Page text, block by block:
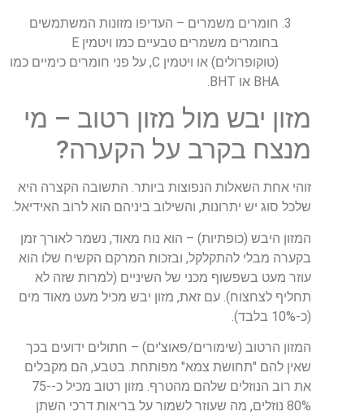
חומרים משמרים – העדיפו מזונות המשתמשים
בחומרים משמרים טבעיים כמו ויטמין E
(טוקופרולים) או ויטמין C, על פני חומרים כימיים כמו
BHA או BHT.
מזון יבש מול מזון רטוב – מי
מנצח בקרב על הקערה?
זוהי אחת השאלות הנפוצות ביותר. התשובה הקצרה היא
שלכל סוג יש יתרונות, והשילוב ביניהם הוא לרוב האידיאל.
המזון היבש (כופתיות) – הוא נוח מאוד, נשמר לאורך זמן
בקערה מבלי להתקלקל, ובזכות המרקם הקשיח שלו הוא
עוזר מעט בשפשוף מכני של השיניים (למרות שזה לא
תחליף לצחצוח). עם זאת, מזון יבש מכיל מעט מאוד מים
(כ-10% בלבד).
המזון הרטוב (שימורים/פאוצ'ים) – חתולים ידועים בכך
שאין להם "תחושת צמא" מפותחת. בטבע, הם מקבלים
את רוב הנוזלים שלהם מהטרף. מזון רטוב מכיל כ-75-
80% נוזלים, מה שעוזר לשמור על בריאות דרכי השתן